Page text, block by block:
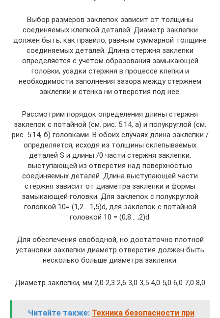
Выбор размеров заклепок зависит от толщины
соединяемых клепкой деталей. Диаметр заклепки
должен быть, как правило, равным суммарной толщине
соединяемых деталей. Длина стержня заклепки
определяется с учетом образования замыкающей
головки, усадки стержня в процессе клепки и
необходимости заполнения зазора между стержнем
заклепки и стенка ни отверстия под нее.
Рассмотрим порядок определения длины стержня
заклепок с потайной (см. рис. 5.14, а) и полукруглой (см.
рис. 5.14, б) головками. В обоих случаях длина заклепки /
определяется, исходя из толщины склепываемых
деталей S и длины /0 части стержня заклепки,
выступающей из отверстия над поверхностью
соединяемых деталей. Длина выступающей части
стержня зависит от диаметра заклепки и формы
замыкающей головки. Для заклепок с полукруглой
головкой 10= (1,2… 1,5)d, для заклепок с потайной
головкой 10 = (0,8… ,2)d.
Для обеспечения свободной, но достаточно плотной
установки заклепки диаметр отверстия должен быть
несколько больше диаметра заклепки:
Диаметр заклепки, мм 2,0 2,3 2,6 3,0 3,5 4,0 5,0 6,0 7,0 8,0
Читайте также: Техника безопасности при